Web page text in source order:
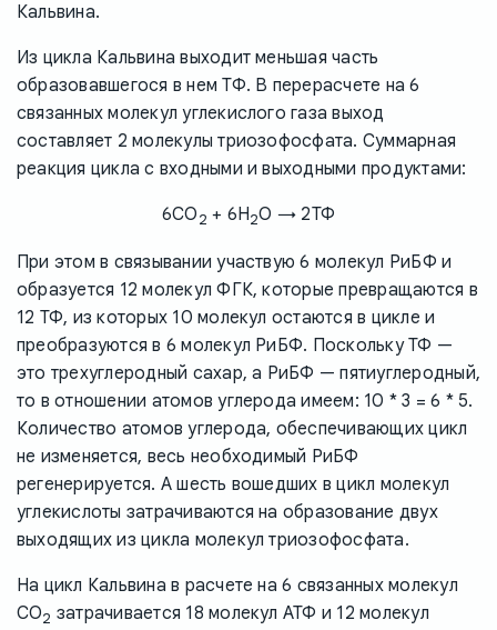
Кальвина.
Из цикла Кальвина выходит меньшая часть
образовавшегося в нем ТФ. В перерасчете на 6
связанных молекул углекислого газа выход
составляет 2 молекулы триозофосфата. Суммарная
реакция цикла с входными и выходными продуктами:
6CO2 + 6H2O → 2ТФ
При этом в связывании участвую 6 молекул РиБФ и
образуется 12 молекул ФГК, которые превращаются в
12 ТФ, из которых 10 молекул остаются в цикле и
преобразуются в 6 молекул РиБФ. Поскольку ТФ —
это трехуглеродный сахар, а РиБФ — пятиуглеродный,
то в отношении атомов углерода имеем: 10 * 3 = 6 * 5.
Количество атомов углерода, обеспечивающих цикл
не изменяется, весь необходимый РиБФ
регенерируется. А шесть вошедших в цикл молекул
углекислоты затрачиваются на образование двух
выходящих из цикла молекул триозофосфата.
На цикл Кальвина в расчете на 6 связанных молекул
CO2 затрачивается 18 молекул АТФ и 12 молекул